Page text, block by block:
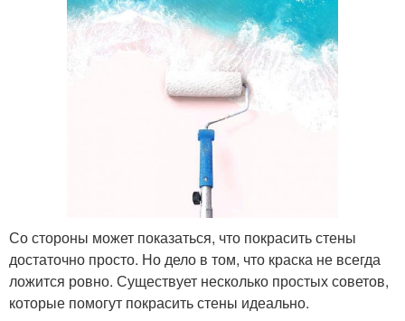
Со стороны может показаться, что покрасить стены
достаточно просто. Но дело в том, что краска не всегда
ложится ровно. Существует несколько простых советов,
которые помогут покрасить стены идеально.